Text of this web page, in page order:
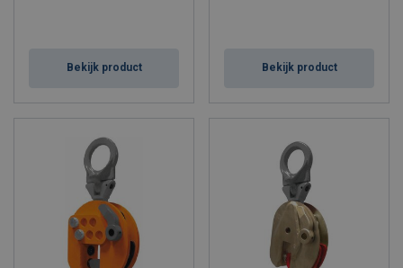
Bekijk product Bekijk product